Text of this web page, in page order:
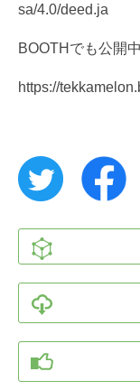
sa/4.0/deed.ja
BOOTHでも公開中
https://